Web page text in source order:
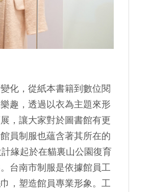
化，從紙本書籍到數位閱
趣，透過以衣為主題來形
，讓大家對於圖書館有更
員制服也蘊含著其所在的
緣起於在貓裏山公園復育
台南市制服是依據館員工
，塑造館員專業形象。工